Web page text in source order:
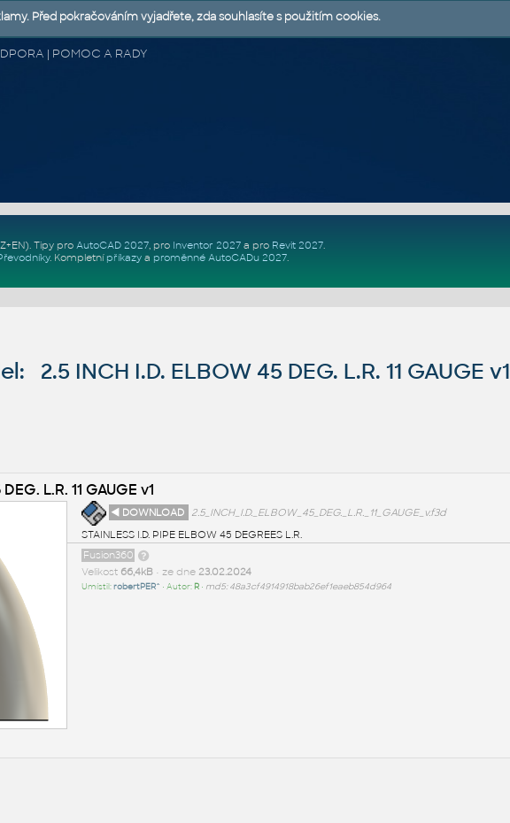
| POMOC A RADY
. Tipy pro AutoCAD 2027, pro Inventor 2027a pro Revit 2027.
. Kompletní příkazya proměnné AutoCADu 2027.
2.5 INCH I.D. ELBOW 45 DEG. L.R. 11 GAUGE v1
L.R. 11 GAUGE v1
◄ DOWNLOAD
2.5_INCH_I.D._ELBOW_45_DEG._L.R._11_GAUGE_v.f3d
STAINLESS I.D. PIPE ELBOW 45 DEGREES L.R.
Fusion360
Velikost 66,4kB• ze dne 23.02.2024
Umístil:robertPER^ • Autor: R• md5: 48a3cf4914918bab26ef1eaeb854d964
Před pokračováním vyjadřete, zda souhlasíte s použitím cookies.